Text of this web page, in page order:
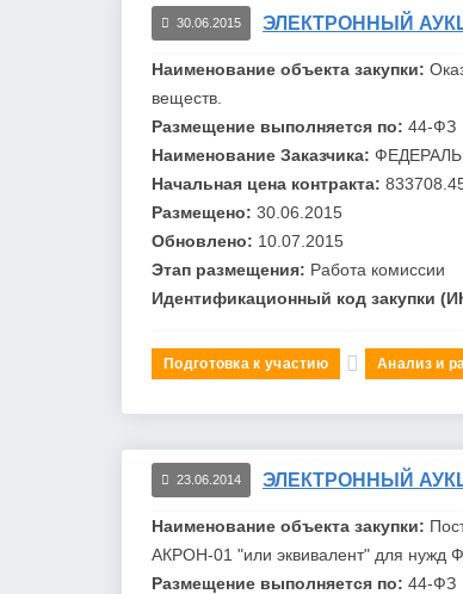
30.06.2015 ЭЛЕКТРОННЫЙ
Наименование объекта закупки:
веществ.
Размещение выполняется по: 44-ФЗ
Наименование Заказчика:
Начальная цена контракта:
Размещено: 30.06.2015
Обновлено: 10.07.2015
Этап размещения: Работа комиссии
Идентификационный код закупки
Подготовка к участию Анализ и
23.06.2014 ЭЛЕКТРОННЫЙ
Наименование объекта закупки:
АКРОН-01 "или эквивалент" для
Размещение выполняется по: 44-ФЗ